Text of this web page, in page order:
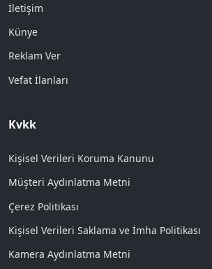
İletişim
Künye
Reklam Ver
Vefat İlanları
Kvkk
Kişisel Verileri Koruma Kanunu
Müşteri Aydınlatma Metni
Çerez Politikası
Kişisel Verileri Saklama ve İmha Politikası
Kamera Aydınlatma Metni